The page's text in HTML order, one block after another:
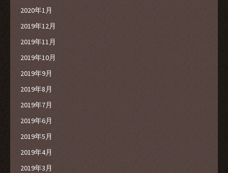
2020年1月
2019年12月
2019年11月
2019年10月
2019年9月
2019年8月
2019年7月
2019年6月
2019年5月
2019年4月
2019年3月